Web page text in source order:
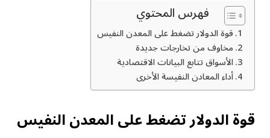
فهرس المحتوي
قوة الدولار تضغط على المعدن النفيس
مخاوف من تخارجات جديدة
الأسواق تتابع البيانات الاقتصادية
أداء المعادن النفيسة الأخرى
قوة الدولار تضغط على المعدن النفيس